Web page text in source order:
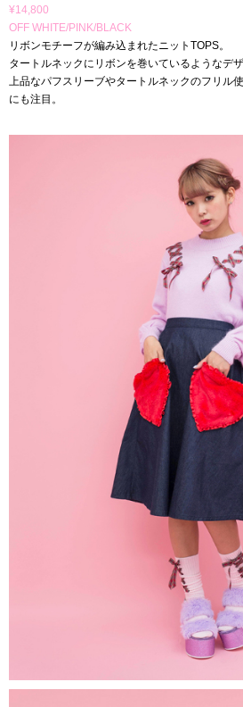
¥14,800
OFF WHITE/PINK/BLACK
リボンモチーフが編み込まれたニットTOPS。
タートルネックにリボンを巻いているようなデ
上品なパフスリーブやタートルネックのフリル
にも注目。